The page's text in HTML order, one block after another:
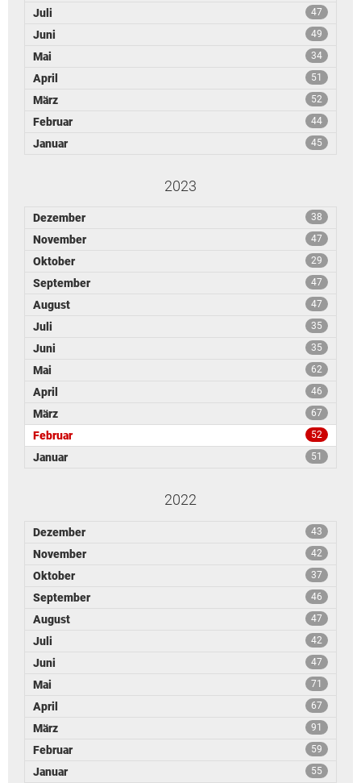
Juli 47
Juni 49
Mai 34
April 51
März 52
Februar 44
Januar 45
2023
Dezember 38
November 47
Oktober 29
September 47
August 47
Juli 35
Juni 35
Mai 62
April 46
März 67
Februar 52
Januar 51
2022
Dezember 43
November 42
Oktober 37
September 46
August 47
Juli 42
Juni 47
Mai 71
April 67
März 91
Februar 59
Januar 55